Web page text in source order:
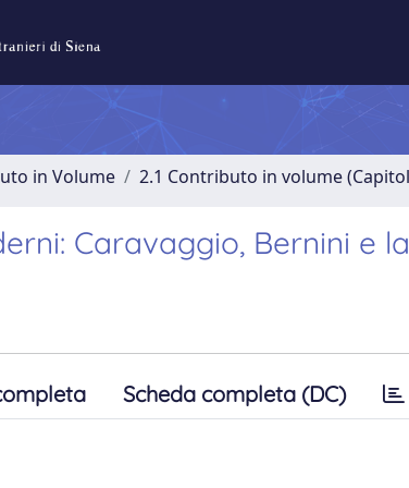
in Volume 2.1 Contributo in volume
Caravaggio, Bernini e
Scheda completa (DC)